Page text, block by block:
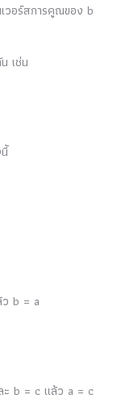
สการคูณของ b
เช่น
b = a
ะ b = c แล้ว a = c